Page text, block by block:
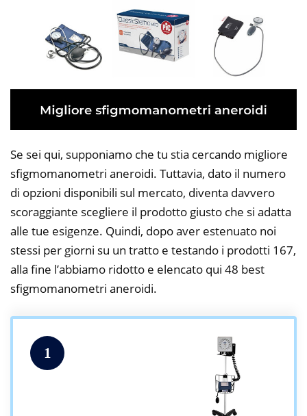
Se sei qui, supponiamo che tu stia cercando migliore
sfigmomanometri aneroidi. Tuttavia, dato il numero
di opzioni disponibili sul mercato, diventa davvero
scoraggiante scegliere il prodotto giusto che si adatta
alle tue esigenze. Quindi, dopo aver estenuato noi
stessi per giorni su un tratto e testando i prodotti 167,
alla fine l’abbiamo ridotto e elencato qui 48 best
sfigmomanometri aneroidi.
1